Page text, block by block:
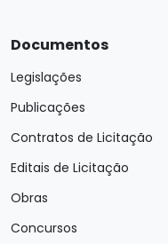
Documentos
Legislações
Publicações
Contratos de Licitação
Editais de Licitação
Obras
Concursos